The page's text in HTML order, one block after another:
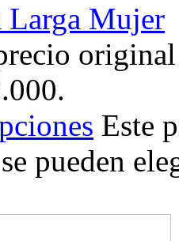
Larga Mujer
Este
pueden